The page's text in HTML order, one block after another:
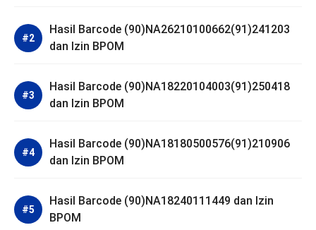
Hasil Barcode (90)NA26210100662(91)241203
dan Izin BPOM
Hasil Barcode (90)NA18220104003(91)250418
dan Izin BPOM
Hasil Barcode (90)NA18180500576(91)210906
dan Izin BPOM
Hasil Barcode (90)NA18240111449 dan Izin
BPOM